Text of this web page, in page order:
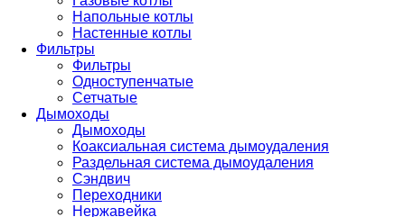
Напольные котлы
Настенные котлы
Фильтры
Фильтры
Одноступенчатые
Сетчатые
Дымоходы
Дымоходы
Коаксиальная система дымоудаления
Раздельная система дымоудаления
Сэндвич
Переходники
Нержавейка